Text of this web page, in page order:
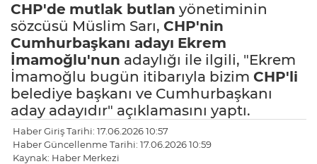
CHP'de mutlak butlan yönetiminin
sözcüsü Müslim Sarı, CHP'nin
Cumhurbaşkanı adayı Ekrem
İmamoğlu'nun adaylığı ile ilgili, "Ekrem
İmamoğlu bugün itibarıyla bizim CHP'li
belediye başkanı ve Cumhurbaşkanı
aday adayıdır" açıklamasını yaptı.
Haber Giriş Tarihi: 17.06.2026 10:57
Haber Güncellenme Tarihi: 17.06.2026 10:59
Kaynak: Haber Merkezi